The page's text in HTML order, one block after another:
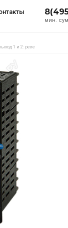
мин.
1 и 2: реле